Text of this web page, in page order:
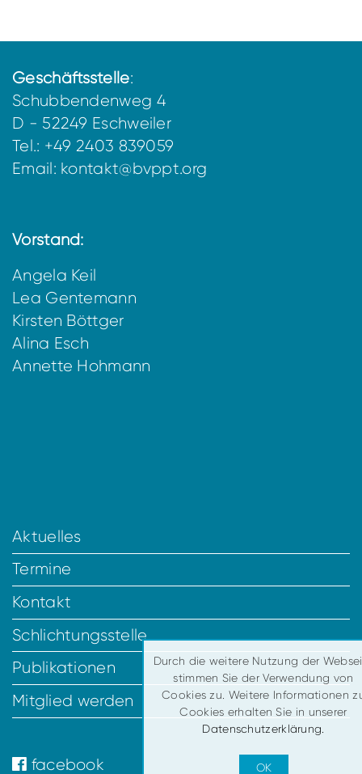
Durch die weitere Nutzung der
stimmen Sie der Verwendung von
Cookies zu. Weitere Informationen
Cookies erhalten Sie in unserer
Datenschutzerklärung.
OK
Geschäftsstelle:
Schubbendenweg 4
D - 52249 Eschweiler
Tel.: +49 2403 839059
Email: kontakt@bvppt.org
Vorstand:
Angela Keil
Lea Gentemann
Kirsten Böttger
Alina Esch
Annette Hohmann
Aktuelles
Termine
Kontakt
Schlichtungsstelle
Publikationen
Mitglied werden
facebook